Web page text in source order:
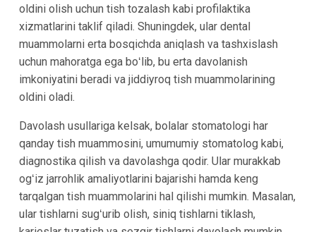
oldini olish uchun tish tozalash kabi profilaktika
xizmatlarini taklif qiladi. Shuningdek, ular dental
muammolarni erta bosqichda aniqlash va tashxislash
uchun mahoratga ega boʻlib, bu erta davolanish
imkoniyatini beradi va jiddiyroq tish muammolarining
oldini oladi.
Davolash usullariga kelsak, bolalar stomatologi har
qanday tish muammosini, umumumiy stomatolog kabi,
diagnostika qilish va davolashga qodir. Ular murakkab
ogʻiz jarrohlik amaliyotlarini bajarishi hamda keng
tarqalgan tish muammolarini hal qilishi mumkin. Masalan,
ular tishlarni sugʻurib olish, siniq tishlarni tiklash,